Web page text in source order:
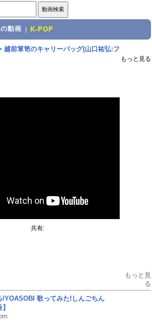
動画 K-POP
越前箪笥のキャリーバッグ(山口祐弘:フ
もっと見る
共有:
もっと見
る
/YOASOBI 歌ってみた!しんごちん